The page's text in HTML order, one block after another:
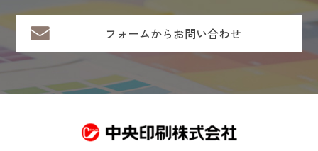
フォームからお問い合わせ